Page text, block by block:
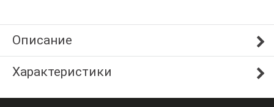
Описание
Характеристики